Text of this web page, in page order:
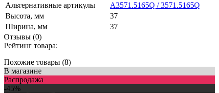
Альтернативные артикулы
A3571.5165Q / 3571.5165Q
Высота, мм
37
Ширина, мм
37
Отзывы (0)
Рейтинг товара:
Похожие товары (8)
В магазине
Распродажа
-45%